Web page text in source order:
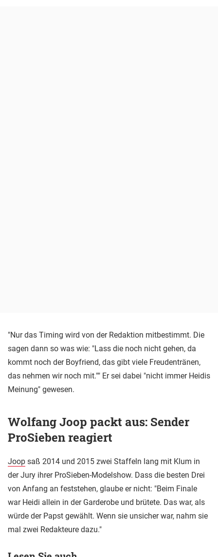
"Nur das Timing wird von der Redaktion mitbestimmt. Die
sagen dann so was wie: "Lass die noch nicht gehen, da
kommt noch der Boyfriend, das gibt viele Freudentränen,
das nehmen wir noch mit."" Er sei dabei "nicht immer Heidis
Meinung" gewesen.
Wolfang Joop packt aus: Sender
ProSieben reagiert
Joop saß 2014 und 2015 zwei Staffeln lang mit Klum in
der Jury ihrer ProSieben-Modelshow. Dass die besten Drei
von Anfang an feststehen, glaube er nicht: "Beim Finale
war Heidi allein in der Garderobe und brütete. Das war, als
würde der Papst gewählt. Wenn sie unsicher war, nahm sie
mal zwei Redakteure dazu."